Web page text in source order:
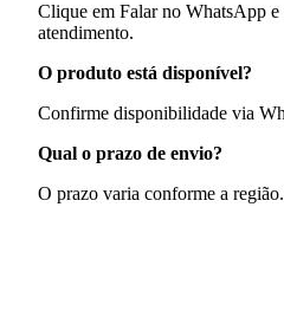
Clique em Falar no WhatsApp
atendimento.
O produto está disponível?
Confirme disponibilidade via
Qual o prazo de envio?
O prazo varia conforme a região.